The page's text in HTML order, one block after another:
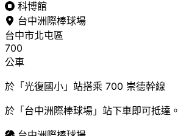
科博館
台中洲際棒球場
台中市北屯區
700
公車
於「光復國小」站搭乘 700 崇德幹線
於「台中洲際棒球場」站下車即可抵達。